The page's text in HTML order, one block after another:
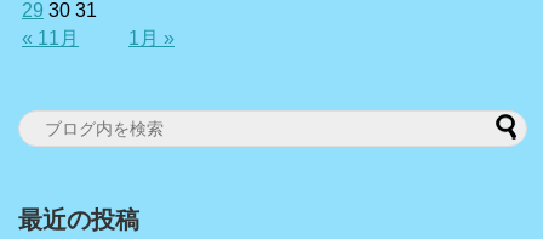
« 11月 1月 »
29 30 31
最近の投稿